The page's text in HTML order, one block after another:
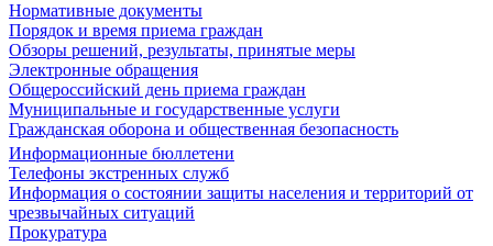
Нормативные документы
Порядок и время приема граждан
Обзоры решений, результаты, принятые меры
Электронные обращения
Общероссийский день приема граждан
Муниципальные и государственные услуги
Гражданская оборона и общественная безопасность
Информационные бюллетени
Телефоны экстренных служб
Информация о состоянии защиты населения и территорий от
чрезвычайных ситуаций
Прокуратура